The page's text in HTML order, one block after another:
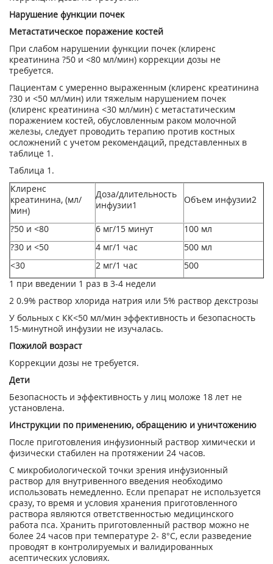
Нарушение функции почек
Метастатическое поражение костей
При слабом нарушении функции почек (клиренс
креатинина ?50 и <80 мл/мин) коррекции дозы не
требуется.
Пациентам с умеренно выраженным (клиренс креатинина
?30 и <50 мл/мин) или тяжелым нарушением почек
(клиренс креатинина <30 мл/мин) с метастатическим
поражением кос­тей, обусловленным раком молочной
железы, следует проводить терапию против костных
осложнений с учетом рекомендаций, представленных в
таблице 1.
Таблица 1.
Клиренс
креатинина, (мл/
мин)
Доза/длительность
инфузии1 Объем инфузии2
?50 и <80 6 мг/15 минут
100 мл
?30 и <50
4 мг/1 час
500 мл
<30
2 мг/1 час
500
1 при введении 1 раз в 3-4 недели
2 0.9% раствор хлорида натрия или 5% раствор декстрозы
У больных с КК<50 мл/мин эффективность и безопасность
15-минутной инфузии не изу­чалась.
Пожилой возраст
Коррекции дозы не требуется.
Дети
Безопасность и эффективность у лиц моложе 18 лет не
установлена.
Инструкции по применению, обращению и уничтожению
После приготовления инфузионный раствор химически и
физически стабилен на протя­жении 24 часов.
С микробиологической точки зрения инфузионный
раствор для внутривенного введения необходимо
использовать немедленно. Если препарат не используется
сразу, то время и условия хранения приготовленного
раствора являются ответственностью медицинского
работа пса. Хранить приготовленный раствор можно не
более 24 часов при температуре 2- 8°С, если разведение
проводят в контролируемых и валидированных
асептических усло­виях.